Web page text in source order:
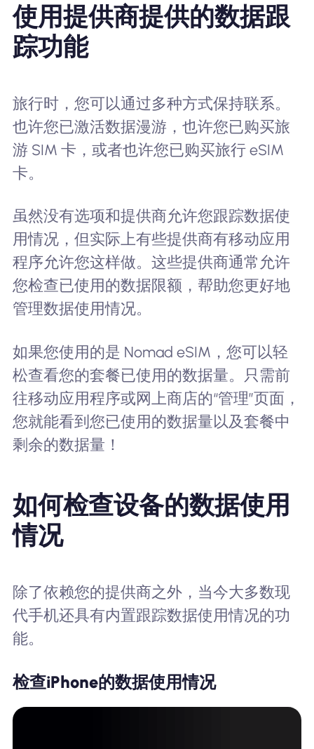
使用提供商提供的数据跟
踪功能
旅行时，您可以通过多种方式保持联系。
也许您已激活数据漫游，也许您已购买旅
游 SIM 卡，或者也许您已购买旅行 eSIM
卡。
虽然没有选项和提供商允许您跟踪数据使
用情况，但实际上有些提供商有移动应用
程序允许您这样做。这些提供商通常允许
您检查已使用的数据限额，帮助您更好地
管理数据使用情况。
如果您使用的是 Nomad eSIM，您可以轻
松查看您的套餐已使用的数据量。只需前
往移动应用程序或网上商店的“管理”页面，
您就能看到您已使用的数据量以及套餐中
剩余的数据量！
如何检查设备的数据使用
情况
除了依赖您的提供商之外，当今大多数现
代手机还具有内置跟踪数据使用情况的功
能。
检查iPhone的数据使用情况